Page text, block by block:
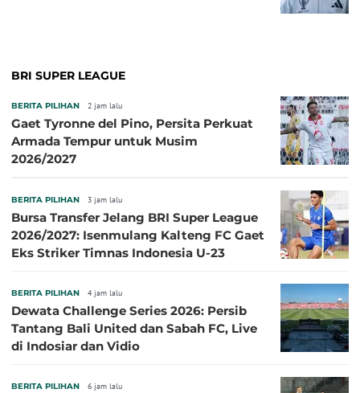
BRI SUPER LEAGUE
BERITA PILIHAN 2 jam lalu
Gaet Tyronne del Pino, Persita Perkuat
Armada Tempur untuk Musim
2026/2027
BERITA PILIHAN 3 jam lalu
Bursa Transfer Jelang BRI Super League
2026/2027: Isenmulang Kalteng FC Gaet
Eks Striker Timnas Indonesia U-23
BERITA PILIHAN 4 jam lalu
Dewata Challenge Series 2026: Persib
Tantang Bali United dan Sabah FC, Live
di Indosiar dan Vidio
BERITA PILIHAN 6 jam lalu